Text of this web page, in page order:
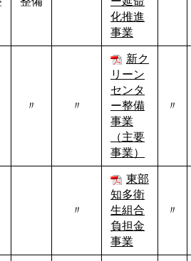
化推進
事業
〃 〃
新ク
リーン
センタ
ー整備
事業
（主要
事業）
〃
〃
東部
知多衛
生組合
負担金
事業
〃